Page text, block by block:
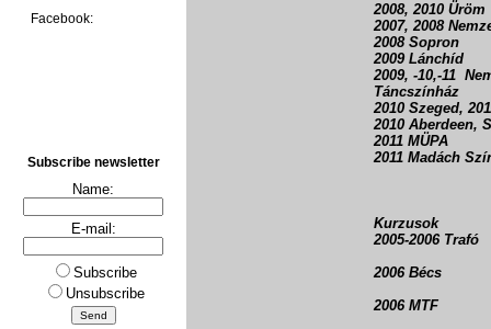
Facebook:
Subscribe newsletter
Name:
E-mail:
Subscribe
Unsubscribe
2008, 2010 Üröm
2007, 2008
2008 Sopron
2009 Lánchíd
2009, -10,-11
Táncszínház
2010 Szeged,
2010 Aberdeen,
2011 MÜPA
2011 Madách
Kurzusok
2005-2006 Trafó
2006 Bécs
2006 MTF